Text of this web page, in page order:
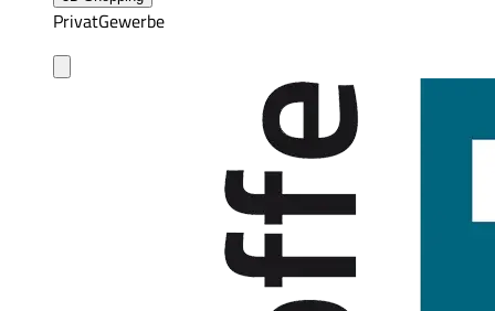
PrivatGewerbe